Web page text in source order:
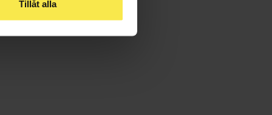
Tillåt alla